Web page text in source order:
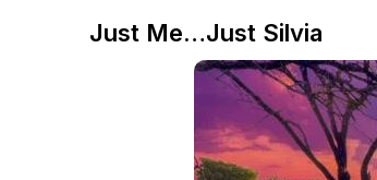
Just Me…Just Silvia